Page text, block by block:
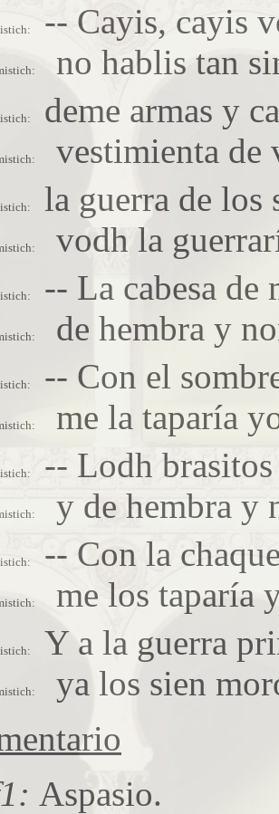
-- Cayis, cayis
no hablis tan
deme armas y
vestimienta de
la guerra de los
vodh la
-- La cabesa de
de hembra y
-- Con el
me la taparía
-- Lodh
y de hembra y
-- Con la
me los taparía
Y a la guerra
ya los sien
Aspasio.